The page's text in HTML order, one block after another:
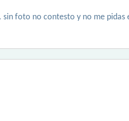
foto no contesto y no me pidas